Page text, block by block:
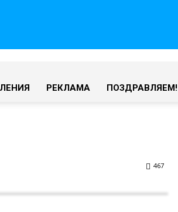
РЕКЛАМА ПОЗДРАВЛЯЕМ!
467